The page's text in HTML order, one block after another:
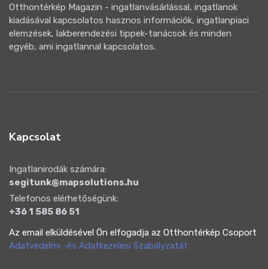
Otthontérkép Magazin - ingatlanvásárlással, ingatlanok
kiadásával kapcsolatos hasznos információk, ingatlanpiaci
elemzések, lakberendezési tippek-tanácsok és minden
egyéb, ami ingatlannal kapcsolatos.
Kapcsolat
Ingatlanirodák számára:
segitunk@mapsolutions.hu
Telefonos elérhetőségünk:
+36 1 585 86 51
Az email elküldésével Ön elfogadja az Otthontérkép Csoport
Adatvédelmi -és Adatkezelési Szabályzatát